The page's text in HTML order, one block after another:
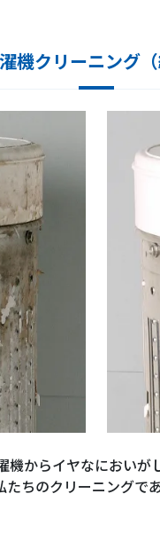
機クリーニング（
からイヤなにおい
ちのクリーニング